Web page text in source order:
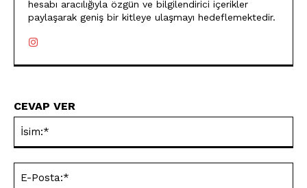
hesabı aracılığıyla özgün ve bilgilendirici içerikler
paylaşarak geniş bir kitleye ulaşmayı hedeflemektedir.
CEVAP VER